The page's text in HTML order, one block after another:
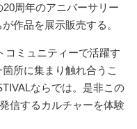
周年のアニバーサリー
作品を展示販売する。
コミュニティーで活躍す
所に集まり触れ合うこ
ならでは。是非この
信するカルチャーを体験